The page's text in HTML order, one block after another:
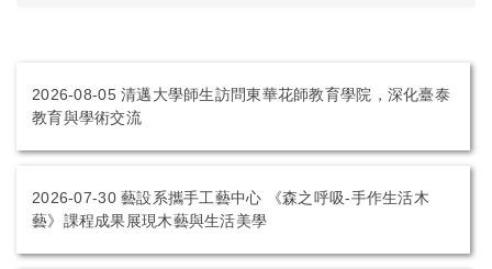
2026-08-05清邁大學師生訪問東華花師教育學院，深化臺泰
教育與學術交流
2026-07-30藝設系攜手工藝中心 《森之呼吸-手作生活木
藝》課程成果展現木藝與生活美學